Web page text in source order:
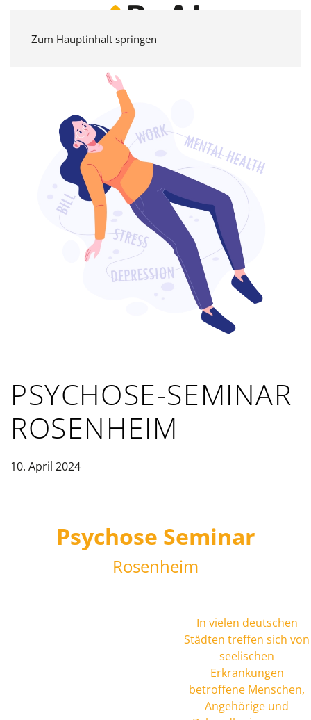
Zum Hauptinhalt springen
PSYCHOSE-SEMINAR
ROSENHEIM
10. April 2024
Psychose Seminar
Rosenheim
In vielen deutschen
Städten treffen sich von
seelischen
Erkrankungen
betroffene Menschen,
Angehörige und